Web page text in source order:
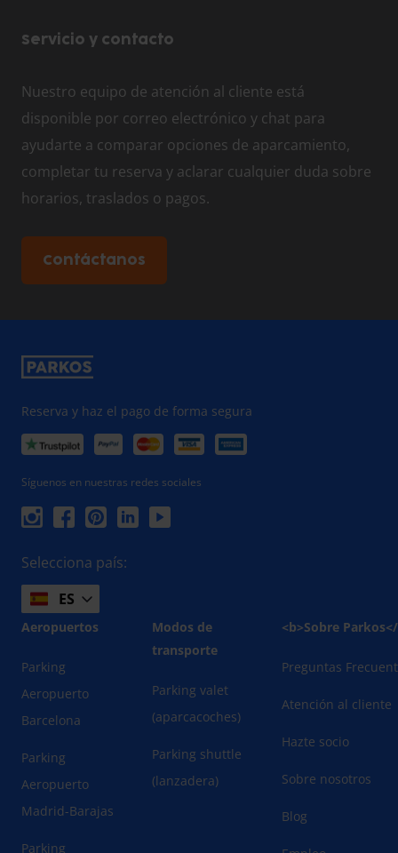
Servicio y contacto
Nuestro equipo de atención al cliente está
disponible por correo electrónico y chat para
ayudarte a comparar opciones de aparcamiento,
completar tu reserva y aclarar cualquier duda sobre
horarios, traslados o pagos.
Contáctanos
Reserva y haz el pago de forma segura
Síguenos en nuestras redes sociales
Selecciona país:
ES
Aeropuertos
Parking
Aeropuerto
Barcelona
Parking
Aeropuerto
Madrid-Barajas
Parking
Modos de
transporte
Parking valet
(aparcacoches)
Parking shuttle
(lanzadera)
<b>Sobre
Preguntas
Atención al cliente
Hazte socio
Sobre nosotros
Blog